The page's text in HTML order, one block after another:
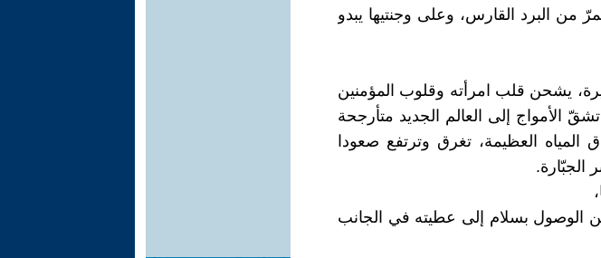
من البرد القارس، وعلى وجنتيها يبدو
يشحن قلب امرأته وقلوب المؤمنين
الأمواج إلى العالم الجديد متأرجحة
العظيمة، تغرق وترتفع صعودا
الجبّارة.
من الوصول بسلام إلى عطيته في الجانب